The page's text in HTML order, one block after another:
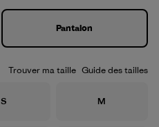
Pantalon
Trouver ma taille Guide des tailles
Taille
S Taille
M